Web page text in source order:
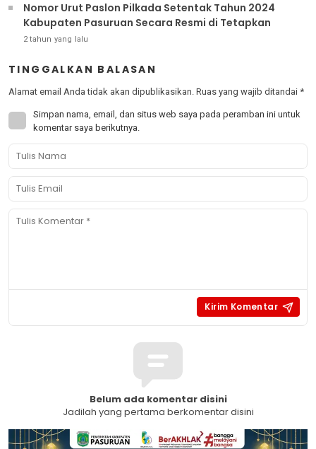
Nomor Urut Paslon Pilkada Setentak Tahun 2024
Kabupaten Pasuruan Secara Resmi di Tetapkan
2 tahun yang lalu
TINGGALKAN BALASAN
Alamat email Anda tidak akan dipublikasikan. Ruas yang wajib ditandai *
Simpan nama, email, dan situs web saya pada peramban ini untuk
komentar saya berikutnya.
Belum ada komentar disini
Jadilah yang pertama berkomentar disini